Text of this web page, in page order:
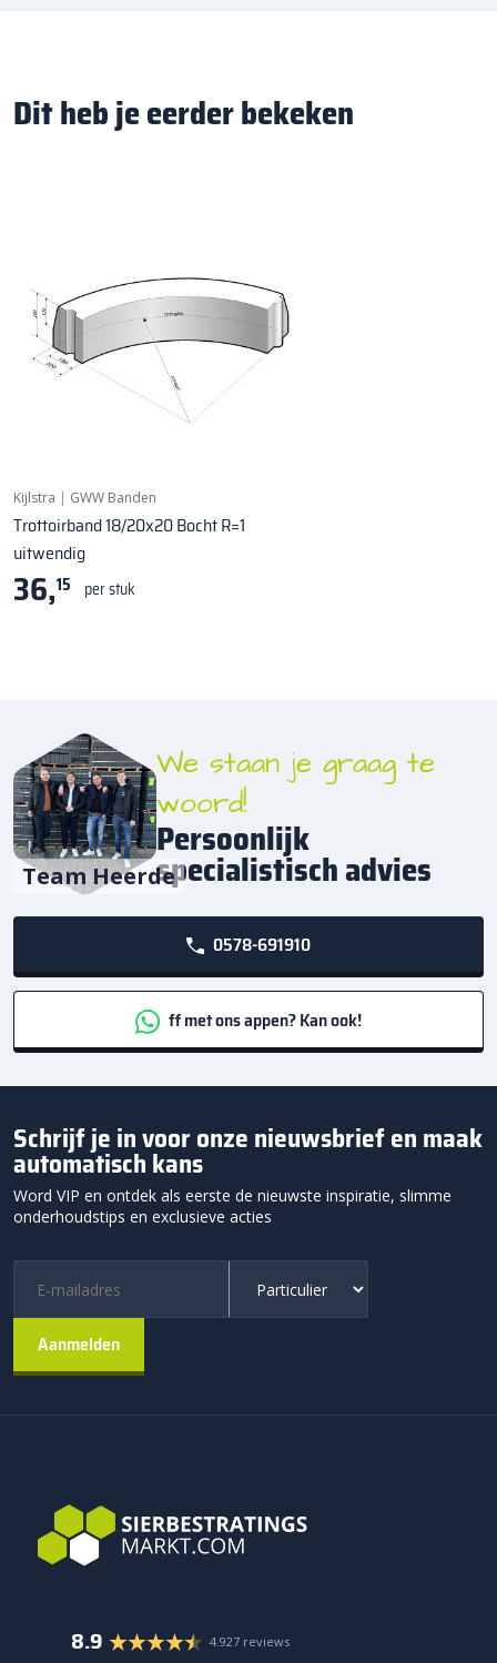
Dit heb je eerder bekeken
Kijlstra | GWW Banden
Trottoirband 18/20x20 Bocht R=1
uitwendig
36,15 per stuk
Team Heerde
We staan je graag te
woord!
Persoonlijk
specialistisch advies
0578-691910
ff met ons appen? Kan ook!
Schrijf je in voor onze nieuwsbrief en maak
automatisch kans
Word VIP en ontdek als eerste de nieuwste inspiratie, slimme
onderhoudstips en exclusieve acties
8.9 4.927 reviews